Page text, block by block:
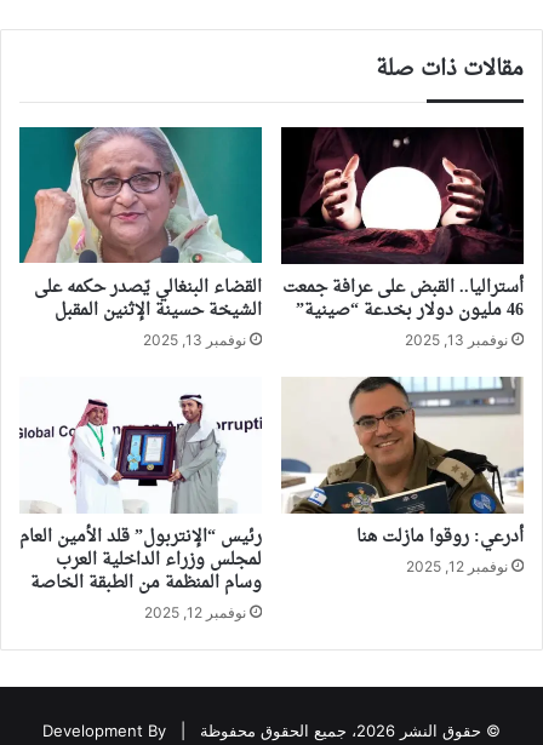
مقالات ذات صلة
أستراليا.. القبض على عرافة جمعت
46 مليون دولار بخدعة “صينية”
نوفمبر 13, 2025
القضاء البنغالي يّصدر حكمه على
الشيخة حسينة الإثنين المقبل
نوفمبر 13, 2025
أدرعي: روقوا مازلت هنا
نوفمبر 12, 2025
رئيس “الإنتربول” قلد الأمين العام
لمجلس وزراء الداخلية العرب
وسام المنظمة من الطبقة الخاصة
نوفمبر 12, 2025
© حقوق النشر 2026، جميع الحقوق محفوظة | Development By